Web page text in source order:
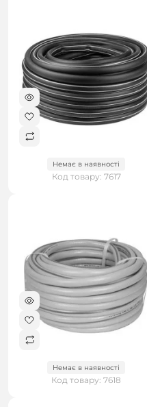
Немає в наявності
Код товару: 7617
Немає в наявності
Код товару: 7618